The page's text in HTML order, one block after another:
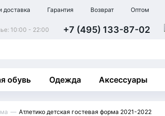
доставка Гарантия Возврат Оптом
10:00 - 22:00 +7 (495) 133-87-02
обувь Одежда Аксессуары
Атлетико детская гостевая форма 2021-2022